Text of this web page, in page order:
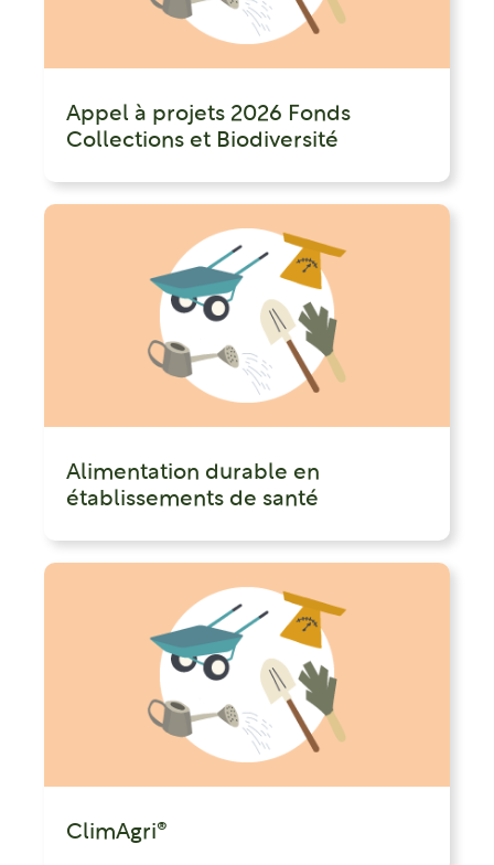
Appel à projets 2026 Fonds
Collections et Biodiversité
Alimentation durable en
établissements de santé
ClimAgri®